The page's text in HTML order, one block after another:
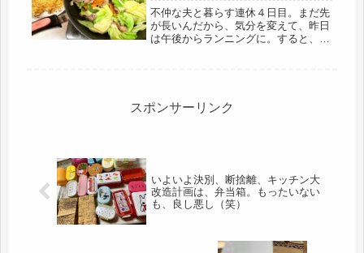
不仲な夫と暮らす連休４日目。まだ先
が長いんだから、気分を変えて、昨日
は午後からランニングに。すると、ゴ
た...
スポンサーリンク
いよいよ決別、断捨離、キッチン大
改造計画は、弁当箱。もったいない
も、良し悪し（笑）